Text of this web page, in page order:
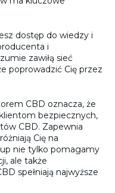
dostęp do wiedzy i
i
zawiłą sieć
poprowadzić Cię przez
CBD oznacza, że
bezpiecznych,
CBD. Zapewnia
Cię na
nie tylko pomagamy
ale także
spełniają najwyższe